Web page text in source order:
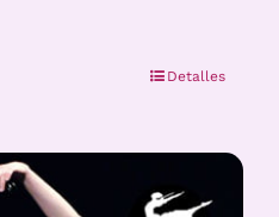
Detalles